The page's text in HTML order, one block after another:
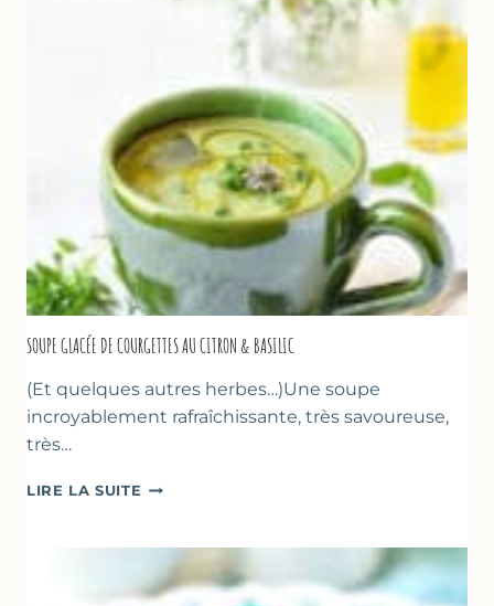
D’ORANGER
SOUPE GLACÉE DE COURGETTES AU CITRON & BASILIC
(Et quelques autres herbes…)Une soupe
incroyablement rafraîchissante, très savoureuse,
très…
LIRE LA SUITE SOUPE
COURGETTES
AU
CITRON